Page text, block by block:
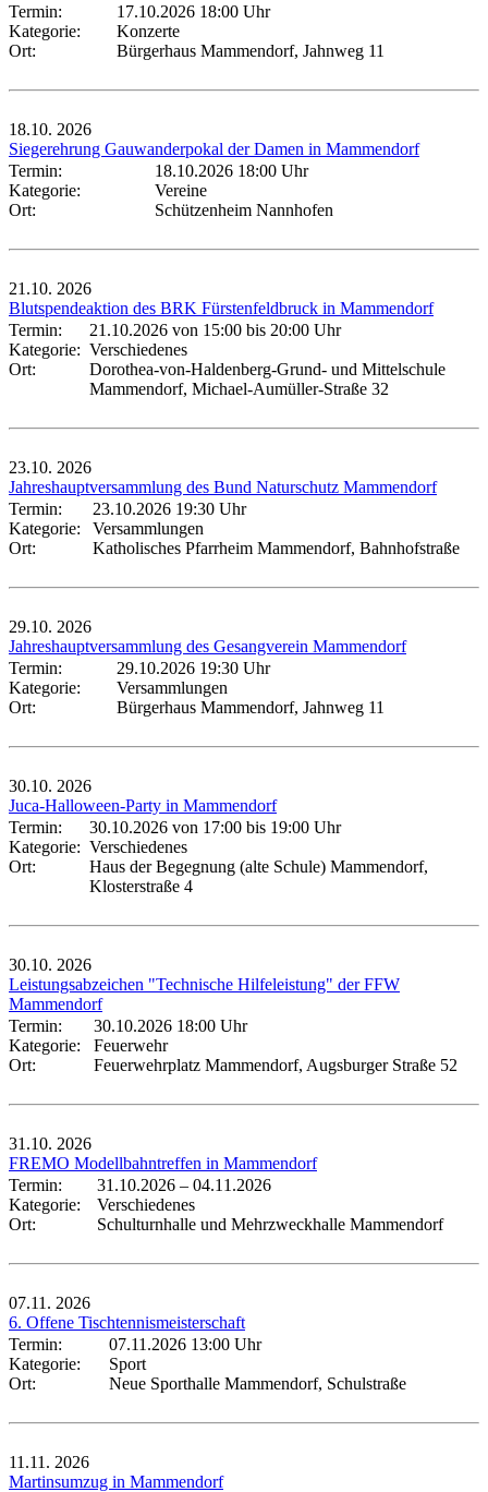
Termin:
17.10.2026 18:00 Uhr
Kategorie:
Konzerte
Ort:
Bürgerhaus Mammendorf, Jahnweg 11
18.10. 2026
Siegerehrung Gauwanderpokal der Damen in Mammendorf
Termin:
18.10.2026 18:00 Uhr
Kategorie:
Vereine
Ort:
Schützenheim Nannhofen
21.10. 2026
Blutspendeaktion des BRK Fürstenfeldbruck in Mammendorf
Termin:
21.10.2026 von 15:00 bis 20:00 Uhr
Kategorie: Verschiedenes
Ort:
Dorothea-von-Haldenberg-Grund- und Mittelschule
Mammendorf, Michael-Aumüller-Straße 32
23.10. 2026
Jahreshauptversammlung des Bund Naturschutz Mammendorf
Termin:
23.10.2026 19:30 Uhr
Kategorie:
Versammlungen
Ort:
Katholisches Pfarrheim Mammendorf, Bahnhofstraße
29.10. 2026
Jahreshauptversammlung des Gesangverein Mammendorf
Termin:
29.10.2026 19:30 Uhr
Kategorie:
Versammlungen
Ort:
Bürgerhaus Mammendorf, Jahnweg 11
30.10. 2026
Juca-Halloween-Party in Mammendorf
Termin:
30.10.2026 von 17:00 bis 19:00 Uhr
Kategorie: Verschiedenes
Ort:
Haus der Begegnung (alte Schule) Mammendorf,
Klosterstraße 4
30.10. 2026
Leistungsabzeichen "Technische Hilfeleistung" der FFW
Mammendorf
Termin:
30.10.2026 18:00 Uhr
Kategorie:
Feuerwehr
Ort:
Feuerwehrplatz Mammendorf, Augsburger Straße 52
31.10. 2026
FREMO Modellbahntreffen in Mammendorf
Termin:
31.10.2026 – 04.11.2026
Kategorie:
Verschiedenes
Ort:
Schulturnhalle und Mehrzweckhalle Mammendorf
07.11. 2026
6. Offene Tischtennismeisterschaft
Termin:
07.11.2026 13:00 Uhr
Kategorie:
Sport
Ort:
Neue Sporthalle Mammendorf, Schulstraße
11.11. 2026
Martinsumzug in Mammendorf